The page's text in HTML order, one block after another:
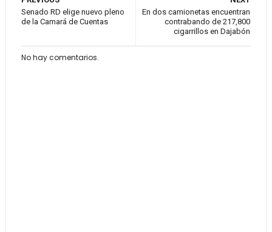
En dos camionetas encuentran
contrabando de 217,800
cigarrillos en Dajabón
Senado RD elige nuevo pleno
de la Camará de Cuentas
No hay comentarios.